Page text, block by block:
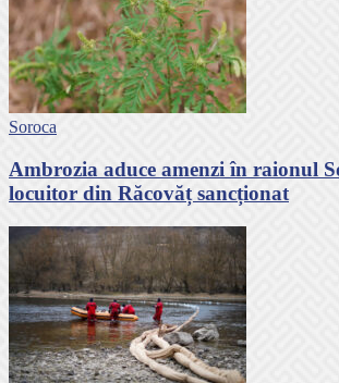
Soroca
Ambrozia aduce amenzi în raionul
locuitor din Răcovăț sancționat